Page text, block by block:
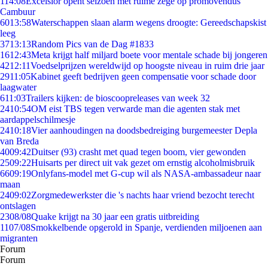
Cambuur
6013:58Waterschappen slaan alarm wegens droogte: Gereedschapskist
leeg
3713:13Random Pics van de Dag #1833
1612:43Meta krijgt half miljard boete voor mentale schade bij jongeren
4212:11Voedselprijzen wereldwijd op hoogste niveau in ruim drie jaar
2911:05Kabinet geeft bedrijven geen compensatie voor schade door
laagwater
611:03Trailers kijken: de bioscoopreleases van week 32
2410:54OM eist TBS tegen verwarde man die agenten stak met
aardappelschilmesje
2410:18Vier aanhoudingen na doodsbedreiging burgemeester Depla
van Breda
4009:42Duitser (93) crasht met quad tegen boom, vier gewonden
2509:22Huisarts per direct uit vak gezet om ernstig alcoholmisbruik
6609:19Onlyfans-model met G-cup wil als NASA-ambassadeur naar
maan
2409:02Zorgmedewerkster die 's nachts haar vriend bezocht terecht
ontslagen
2308/08Quake krijgt na 30 jaar een gratis uitbreiding
1107/08Smokkelbende opgerold in Spanje, verdienden miljoenen aan
migranten
Forum
Forum